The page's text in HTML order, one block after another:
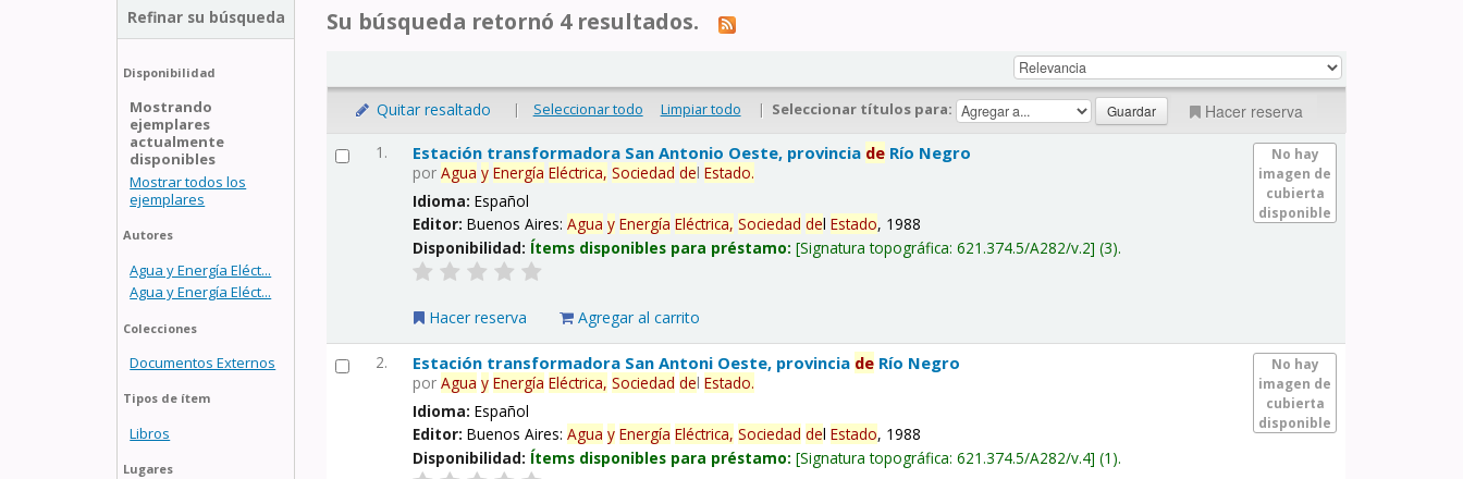
Refinar su búsqueda
Disponibilidad
Mostrando
ejemplares
actualmente
disponibles
Mostrar todos los
ejemplares
Autores
Agua y Energía Eléct...
Agua y Energía Eléct...
Colecciones
Documentos Externos
Tipos de ítem
Libros
Lugares
Su búsqueda retornó 4 resultados.
Quitar resaltado | Seleccionar todo Limpiar todo | Seleccionar títulos para: Hacer reserva
1.
No hay
imagen de
cubierta
disponible
Estación transformadora San Antonio Oeste, provincia de Río Negro
porAgua y Energía Eléctrica, Sociedad delEstado.
Idioma:Español
Editor:Buenos Aires:Agua y Energía Eléctrica, Sociedad delEstado, 1988
Disponibilidad: Ítems disponibles para préstamo: Signatura topográfica:621.374.5/A282/v.2 (3).
Hacer reserva Agregar al carrito
2.
No hay
imagen de
cubierta
disponible
Estación transformadora San Antoni Oeste, provincia de Río Negro
porAgua y Energía Eléctrica, Sociedad delEstado.
Idioma:Español
Editor:Buenos Aires:Agua y Energía Eléctrica, Sociedad delEstado, 1988
Disponibilidad: Ítems disponibles para préstamo: Signatura topográfica:621.374.5/A282/v.4 (1).